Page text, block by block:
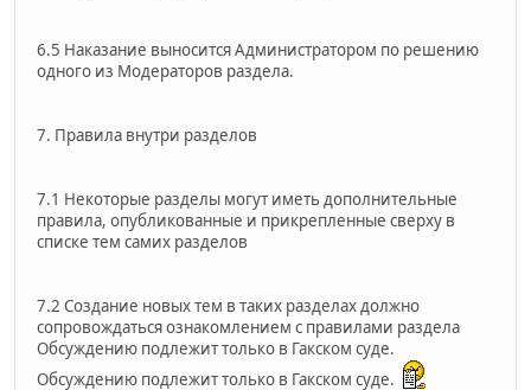
6.5 Наказание выносится Администратором по решению
одного из Модераторов раздела.
7. Правила внутри разделов
7.1 Некоторые разделы могут иметь дополнительные
правила, опубликованные и прикрепленные сверху в
списке тем самих разделов
7.2 Создание новых тем в таких разделах должно
сопровождаться ознакомлением с правилами раздела
Обсуждению подлежит только в Гакском суде.
Обсуждению подлежит только в Гакском суде.